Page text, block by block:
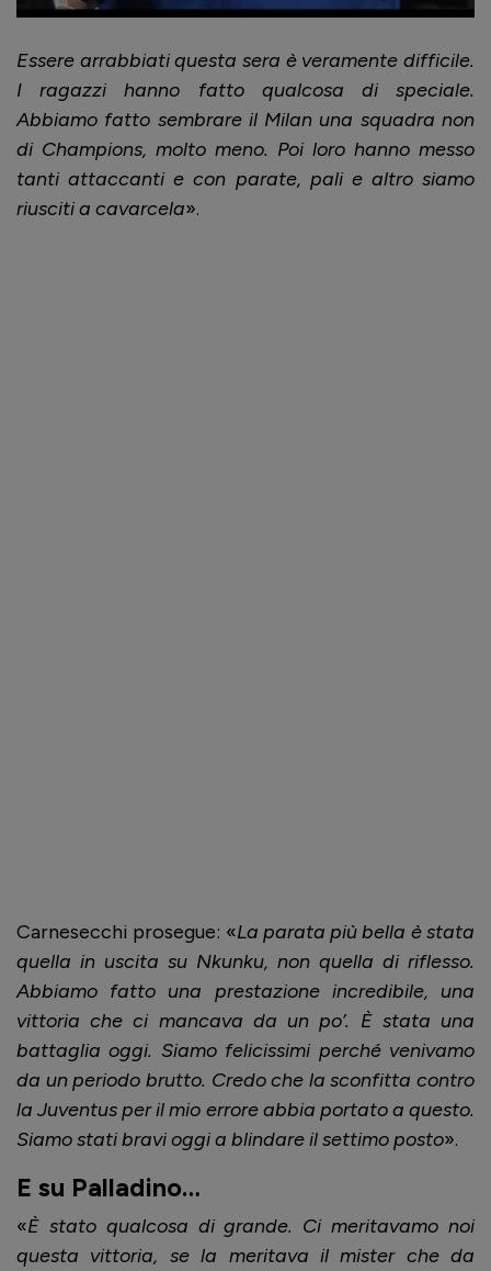
Essere arrabbiati questa sera è veramente difficile.
I ragazzi hanno fatto qualcosa di speciale.
Abbiamo fatto sembrare il Milan una squadra non
di Champions, molto meno. Poi loro hanno messo
tanti attaccanti e con parate, pali e altro siamo
riusciti a cavarcela».
Carnesecchi prosegue: «La parata più bella è stata
quella in uscita su Nkunku, non quella di riflesso.
Abbiamo fatto una prestazione incredibile, una
vittoria che ci mancava da un po’. È stata una
battaglia oggi. Siamo felicissimi perché venivamo
da un periodo brutto. Credo che la sconfitta contro
la Juventus per il mio errore abbia portato a questo.
Siamo stati bravi oggi a blindare il settimo posto».
E su Palladino…
«È stato qualcosa di grande. Ci meritavamo noi
questa vittoria, se la meritava il mister che da